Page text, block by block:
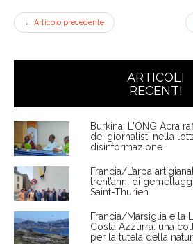
← Articolo precedente
ARTICOLI
RECENTI
Burkina: L'ONG Acra
dei giornalisti nella
disinformazione
Francia/L’arpa
trent’anni di
Saint-Thurien
Francia/Marsiglia e la
Costa Azzurra: una
per la tutela della